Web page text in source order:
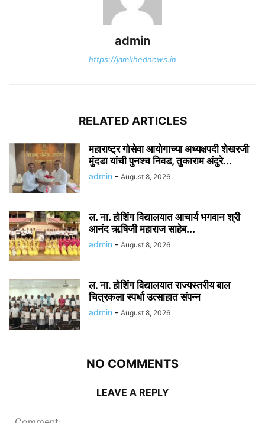
admin
https://jamkhednews.in
RELATED ARTICLES
महाराष्ट्र गोसेवा आयोगाच्या अध्यक्षपदी शेखरजी
मुंदडा यांची पुनश्च निवड, तुकाराम अंदुरे...
admin - August 8, 2026
ल. ना. होशिंग विद्यालयात आचार्य भगवान श्री
आनंद ऋषिजी महाराज साहेब...
admin - August 8, 2026
ल. ना. होशिंग विद्यालयात राज्यस्तरीय बाल
चित्रकला स्पर्धा उत्साहात संपन्न
admin - August 8, 2026
NO COMMENTS
LEAVE A REPLY